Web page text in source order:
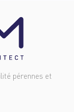
pérennes et